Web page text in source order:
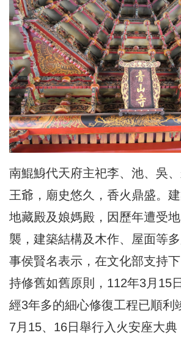
南鯤鯓代天府主祀李、池、吳
王爺，廟史悠久，香火鼎盛。建
地藏殿及娘媽殿，因歷年遭受
襲，建築結構及木作、屋面等
事侯賢名表示，在文化部支持
持修舊如舊原則，112年3月15
經3年多的細心修復工程已順利
7月15、16日舉行入火安座大